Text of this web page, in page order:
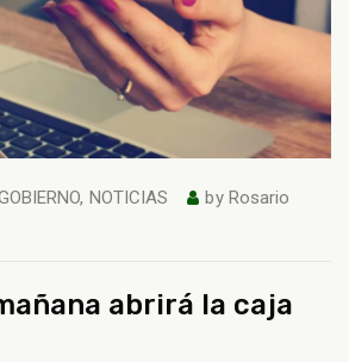
, NOTICIAS by Rosario
abrirá la caja